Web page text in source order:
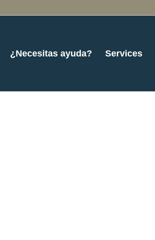
¿Necesitas ayuda? Services